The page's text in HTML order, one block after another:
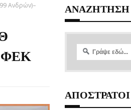
Ανδρών)–
ΦΕΚ
ΑΝΑΖΗΤΗΣΗ